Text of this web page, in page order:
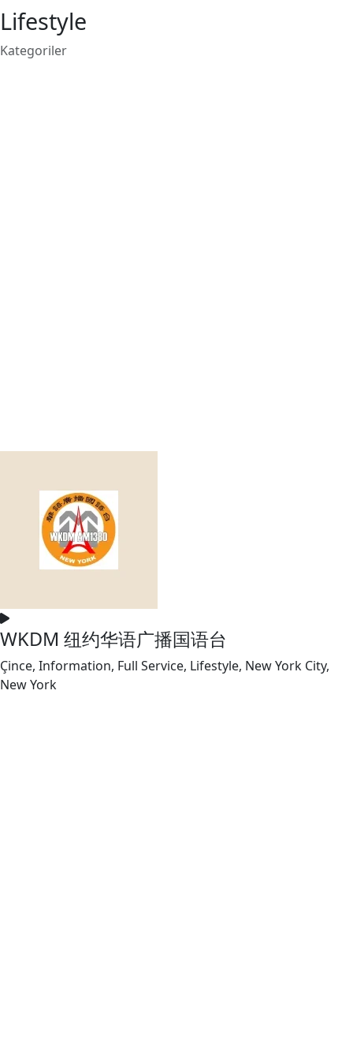
Lifestyle
Kategoriler
WKDM 纽约华语广播国语台
Çince, Information, Full Service, Lifestyle, New York City,
New York